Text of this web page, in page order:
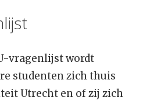
vragenlijst wordt
studenten zich thuis
Utrecht en of zij zich